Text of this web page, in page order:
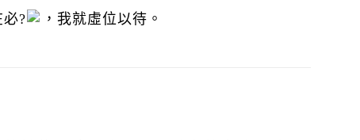
?
，我就虛位以待。